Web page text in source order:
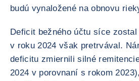
budú vynaložené na obnovu
Deficit bežného účtu síce
v roku 2024 však pretrvával.
deficitu zmiernili silné
2024 v porovnaní s rokom